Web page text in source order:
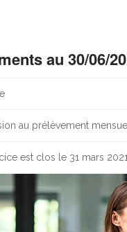
au 30/06/
au prélèvement
est clos le 31 mars 2021